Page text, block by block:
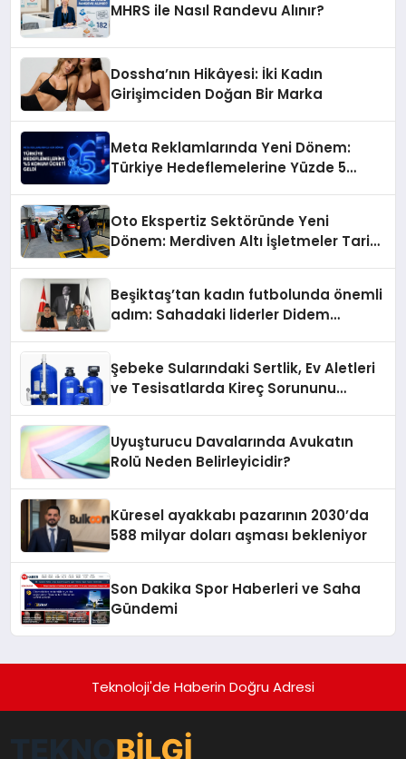
MHRS ile Nasıl Randevu Alınır?
Dossha’nın Hikâyesi: İki Kadın
Girişimciden Doğan Bir Marka
Meta Reklamlarında Yeni Dönem:
Türkiye Hedeflemelerine Yüzde 5
Oto Ekspertiz Sektöründe Yeni
Dönem: Merdiven Altı İşletmeler Tarih
Beşiktaş’tan kadın futbolunda önemli
adım: Sahadaki liderler Didem
Şebeke Sularındaki Sertlik, Ev Aletleri
ve Tesisatlarda Kireç Sorununu
Uyuşturucu Davalarında Avukatın
Rolü Neden Belirleyicidir?
Küresel ayakkabı pazarının 2030’da
588 milyar doları aşması bekleniyor
Son Dakika Spor Haberleri ve Saha
Gündemi
Teknoloji'de Haberin Doğru Adresi